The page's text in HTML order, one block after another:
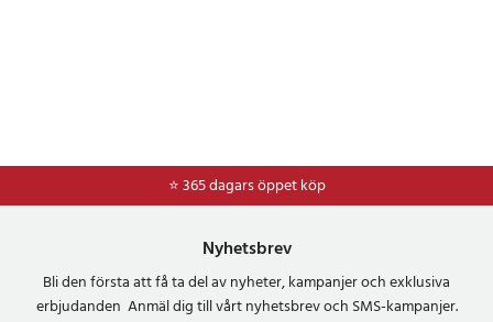
⭐ 365 dagars öppet köp
Nyhetsbrev
Bli den första att få ta del av nyheter, kampanjer och exklusiva
erbjudanden Anmäl dig till vårt nyhetsbrev och SMS-kampanjer.